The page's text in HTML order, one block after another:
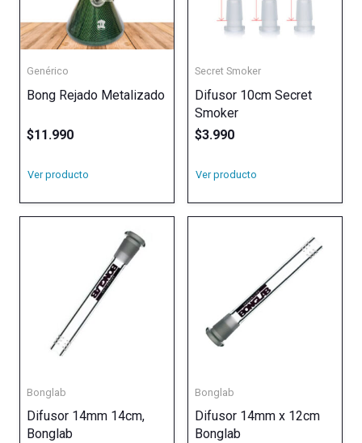
Genérico
Bong Rejado Metalizado
$11.990
Ver producto
Secret Smoker
Difusor 10cm Secret
Smoker
$3.990
Ver producto
Bonglab
Difusor 14mm 14cm,
Bonglab
Bonglab
Difusor 14mm x 12cm
Bonglab